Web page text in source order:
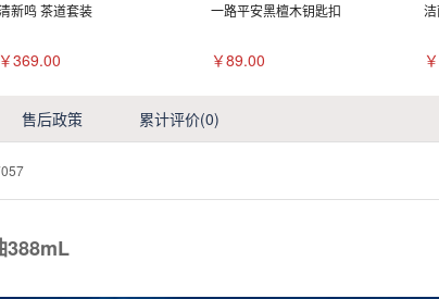
新鸣 茶道套装
￥369.00
一路平安黑檀木钥匙扣
￥89.00
售后政策 累计评价(0)
388mL